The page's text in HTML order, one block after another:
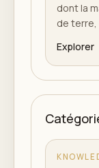
dont la
de
Explorer